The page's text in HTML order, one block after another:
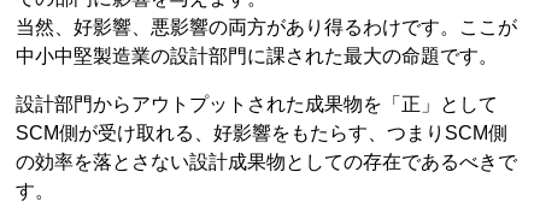
当然、好影響、悪影響の両方があり得るわけです。ここが
中小中堅製造業の設計部門に課された最大の命題です。
設計部門からアウトプットされた成果物を「正」として
SCM側が受け取れる、好影響をもたらす、つまりSCM側
の効率を落とさない設計成果物としての存在であるべきで
す。